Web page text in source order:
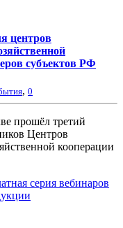
центров
субъектов РФ
, 0
прошёл третий
Центров
кооперации
серия вебинаров